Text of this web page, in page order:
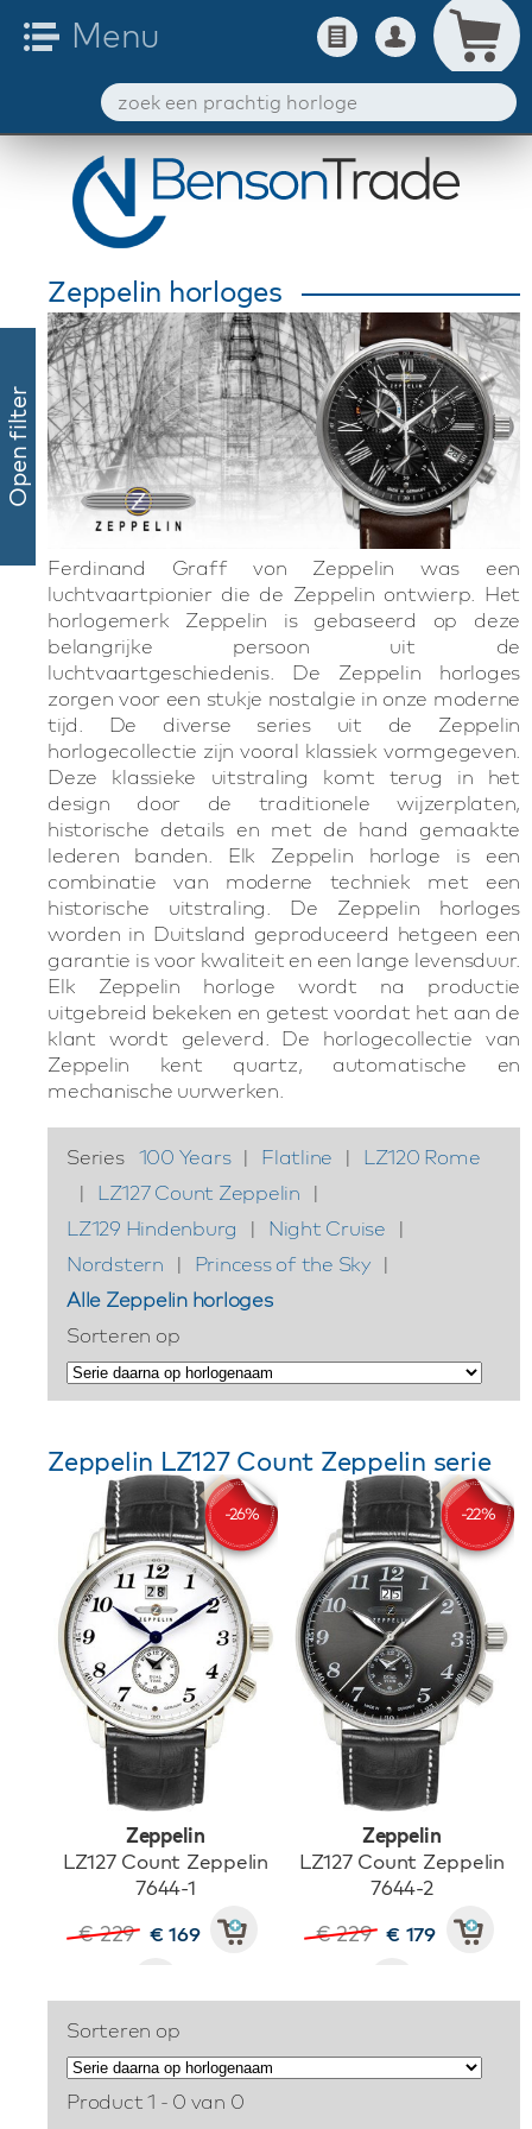
Open filter
Zeppelin horloges
Ferdinand Graff von Zeppelin was een
luchtvaartpionier die de Zeppelin ontwierp. Het
horlogemerk Zeppelin is gebaseerd op deze
belangrijke persoon uit de
luchtvaartgeschiedenis. De Zeppelin horloges
zorgen voor een stukje nostalgie in onze moderne
tijd. De diverse series uit de Zeppelin
horlogecollectie zijn vooral klassiek vormgegeven.
Deze klassieke uitstraling komt terug in het
design door de traditionele wijzerplaten,
historische details en met de hand gemaakte
lederen banden. Elk Zeppelin horloge is een
combinatie van moderne techniek met een
historische uitstraling. De Zeppelin horloges
worden in Duitsland geproduceerd hetgeen een
garantie is voor kwaliteit en een lange levensduur.
Elk Zeppelin horloge wordt na productie
uitgebreid bekeken en getest voordat het aan de
klant wordt geleverd. De horlogecollectie van
Zeppelin kent quartz, automatische en
mechanische uurwerken.
Series 100 Years | Flatline |
LZ120 Rome
|
LZ127 Count Zeppelin
|
LZ129 Hindenburg
| Night Cruise
|
Nordstern
| Princess of the Sky |
Alle Zeppelin horloges
Sorteren op
Zeppelin LZ127 Count Zeppelin serie
Zeppelin
LZ127 Count Zeppelin
7644-1
€ 229 € 169
Zeppelin
LZ127 Count Zeppelin
7644-2
€ 229 € 179
Sorteren op
Product 1 - 0 van 0